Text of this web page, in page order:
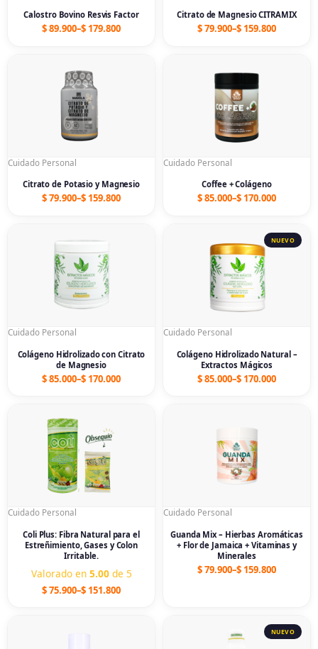
Calostro Bovino Resvis Factor
$89.900–$ 179.800
Citrato de Magnesio CITRAMIX
$79.900–$ 159.800
Cuidado Personal
Citrato de Potasio y Magnesio
$79.900–$ 159.800
range:
$ 79.900
through
$ 159.800
Cuidado Personal
Coffee + Colágeno
$85.000–$ 170.000
range:
$ 85.000
through
$ 170.000
Cuidado Personal
Colágeno Hidrolizado con Citrato
de Magnesio
$85.000–$ 170.000
range:
$ 85.000
through
$ 170.000
Cuidado Personal
Colágeno Hidrolizado Natural –
Extractos Mágicos
$85.000–$ 170.000
range:
$ 85.000
through
$ 170.000
Cuidado Personal
Coli Plus: Fibra Natural para el
Estreñimiento, Gases y Colon
Irritable.
Valorado en 5.00de 5
$75.900–$ 151.800
$ 75.900
through
$ 151.800
Cuidado Personal
Guanda Mix – Hierbas Aromáticas
+ Flor de Jamaica + Vitaminas y
Minerales
$79.900–$ 159.800
$ 79.900
through
$ 159.800
range:
$ 75.900